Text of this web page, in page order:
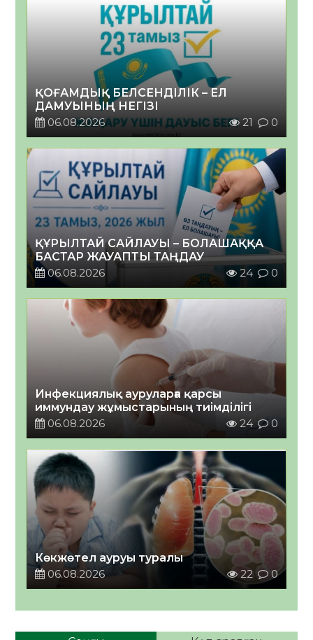
ҚОҒАМДЫҚ БЕЛСЕНДІЛІК – ЕЛ
ДАМУЫНЫҢ НЕГІЗІ
06.08.2026
21 0
ҚҰРЫЛТАЙ САЙЛАУЫ – БОЛАШАҚҚА
БАСТАР ЖАУАПТЫ ТАҢДАУ
06.08.2026
24 0
Инфекциялық ауруларға қарсы
иммундау жұмыстарының тиімділігі
06.08.2026
24 0
Көкжөтел ауруы туралы
06.08.2026
22 0